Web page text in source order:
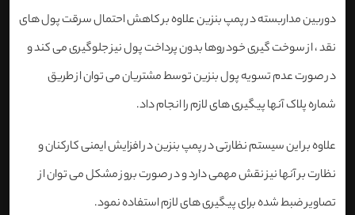
دوربین مداربسته در پمپ بنزین علاوه بر کاهش احتمال سرقت پول های
نقد ، از سوخت گیری خودروها بدون پرداخت پول نیز جلوگیری می کند و
در صورت عدم تسویه پول بنزین توسط مشتریان می توان از طریق
شماره پلاک آنها پیگیری های لازم را انجام داد.
علاوه بر این سیستم نظارتی در پمپ بنزین در افزایش ایمنی کارکنان و
نظارت بر آنها نیز نقش مهمی دارد و در صورت بروز مشکل می توان از
تصاویر ضبط شده برای پیگیری های لازم استفاده نمود.